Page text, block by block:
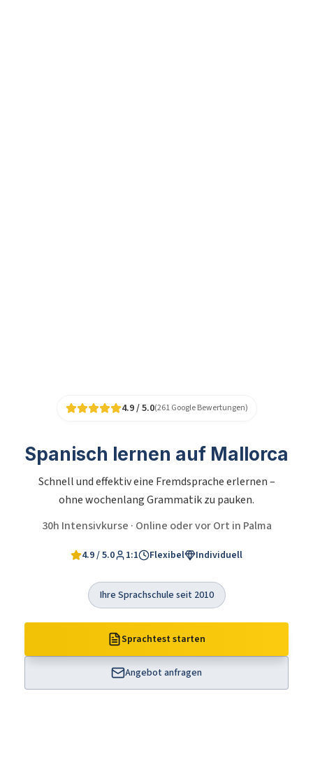
4.9 / 5.0(261 Google Bewertungen)
Spanisch lernen auf Mallorca
Schnell und effektiv eine Fremdsprache erlernen –
ohne wochenlang Grammatik zu pauken.
30h Intensivkurse · Online oder vor Ort in Palma
4.9 / 5.0 1:1 Flexibel Individuell
Ihre Sprachschule seit 2010
Sprachtest starten
Angebot anfragen